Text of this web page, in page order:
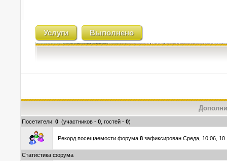
Услуги Выполнено
Посетители: 0 (участников - 0 , гостей - 0)
Рекорд посещаемости форума 8 зафиксирован Среда, 10:06,
Статистика форума